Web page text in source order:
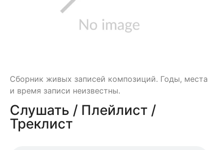
Сборник живых записей композиций. Годы, места
и время записи неизвестны.
Слушать / Плейлист /
Треклист